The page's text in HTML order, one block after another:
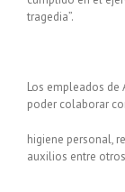
tragedia”.
Los empleados de
poder colaborar
higiene personal,
auxilios entre